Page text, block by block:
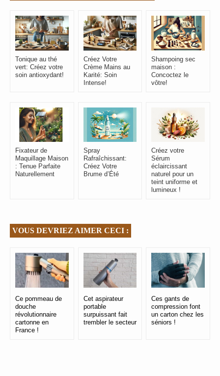
Tonique au thé
vert: Créez votre
soin antioxydant!
Créez Votre
Crème Mains au
Karité: Soin
Intense!
Shampoing sec
maison :
Concoctez le
vôtre!
Fixateur de
Maquillage Maison
: Tenue Parfaite
Naturellement
Spray
Rafraîchissant:
Créez Votre
Brume d’Été
Créez votre
Sérum
éclaircissant
naturel pour un
teint uniforme et
lumineux !
VOUS DEVRIEZ AIMER CECI :
Ce pommeau de
douche
révolutionnaire
cartonne en
France !
Cet aspirateur
portable
surpuissant fait
trembler le secteur
Ces gants de
compression font
un carton chez les
séniors !